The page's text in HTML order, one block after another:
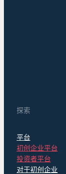
探索
平台
初创企业平台
投资者平台
对于初创企业